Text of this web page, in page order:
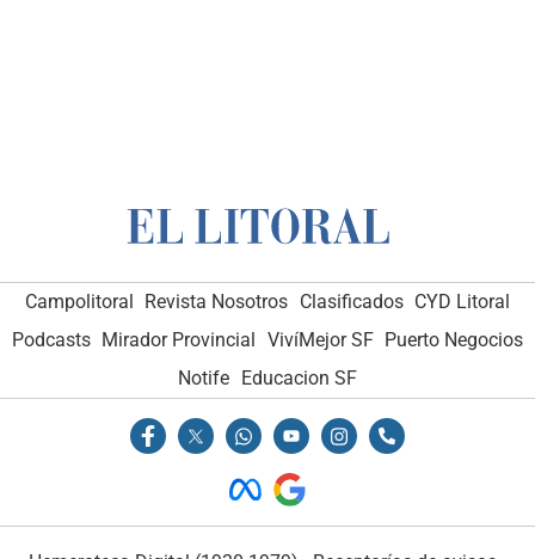
Campolitoral Revista Nosotros Clasificados CYD Litoral
Podcasts Mirador Provincial VivíMejor SF Puerto Negocios
Notife Educacion SF